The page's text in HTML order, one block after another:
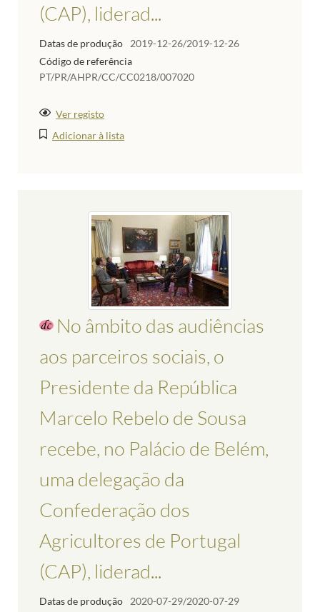
(CAP), liderad...
Datas de produção
2019-12-26/2019-12-26
Código de referência
PT/PR/AHPR/CC/CC0218/007020
Ver registo
Adicionar à lista
No âmbito das audiências
aos parceiros sociais, o
Presidente da República
Marcelo Rebelo de Sousa
recebe, no Palácio de Belém,
uma delegação da
Confederação dos
Agricultores de Portugal
(CAP), liderad...
Datas de produção 2020-07-29/2020-07-29